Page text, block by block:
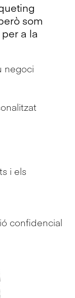
som
a la
negoci
i els
confidencial